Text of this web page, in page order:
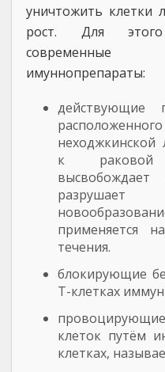
уничтожить клетки
рост. Для
имуннопрепараты:
действующие
неходжкинской
к раковой
разрушает
применяется
течения.
блокирующие
T-клетках
клеток путём
клетках,